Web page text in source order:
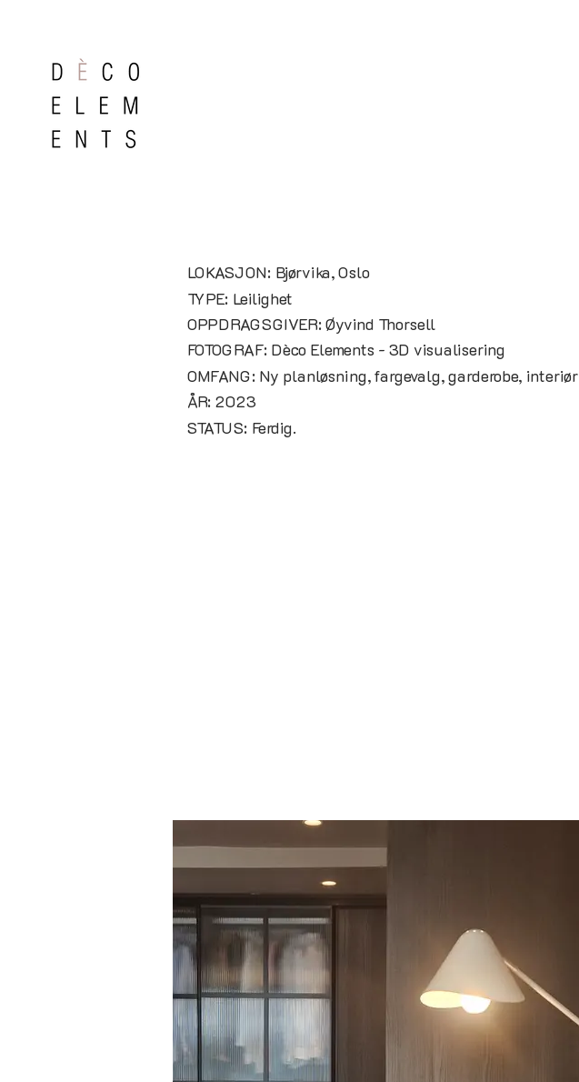
LOKASJON: Bjørvika, Oslo
TYPE: Leilighet
OPPDRAGSGIVER: Øyvind Thorsell
FOTOGRAF: Dèco Elements - 3D visualisering
OMFANG: Ny planløsning, fargevalg, garderobe, interiør
ÅR: 2023
STATUS: Ferdig.